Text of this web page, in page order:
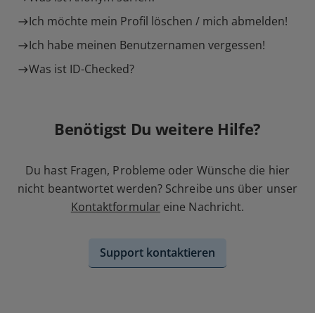
Ich möchte mein Profil löschen / mich abmelden!
Ich habe meinen Benutzernamen vergessen!
Was ist ID-Checked?
Benötigst Du weitere Hilfe?
Du hast Fragen, Probleme oder Wünsche die hier
nicht beantwortet werden? Schreibe uns über unser
Kontaktformular eine Nachricht.
Support kontaktieren